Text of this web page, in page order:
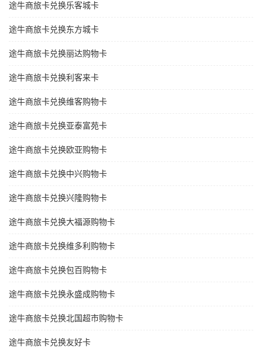
途牛商旅卡兑换乐客城卡
途牛商旅卡兑换东方城卡
途牛商旅卡兑换丽达购物卡
途牛商旅卡兑换利客来卡
途牛商旅卡兑换维客购物卡
途牛商旅卡兑换亚泰富苑卡
途牛商旅卡兑换欧亚购物卡
途牛商旅卡兑换中兴购物卡
途牛商旅卡兑换兴隆购物卡
途牛商旅卡兑换大福源购物卡
途牛商旅卡兑换维多利购物卡
途牛商旅卡兑换包百购物卡
途牛商旅卡兑换永盛成购物卡
途牛商旅卡兑换北国超市购物卡
途牛商旅卡兑换友好卡